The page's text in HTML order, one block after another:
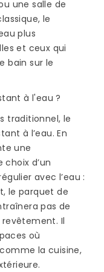
une salle de
le
plus
et ceux qui
bain sur le
à l'eau ?
traditionnel, le
à l’eau. En
une
d’un
avec l’eau :
le parquet de
pas de
Il
où
la cuisine,